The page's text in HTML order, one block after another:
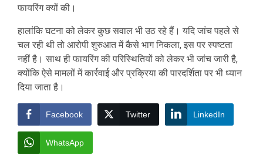
फायरिंग क्यों की।
हालांकि घटना को लेकर कुछ सवाल भी उठ रहे हैं। यदि जांच पहले से
चल रही थी तो आरोपी शुरुआत में कैसे भाग निकला, इस पर स्पष्टता
नहीं है। साथ ही फायरिंग की परिस्थितियों को लेकर भी जांच जारी है,
क्योंकि ऐसे मामलों में कार्रवाई और प्रक्रिया की पारदर्शिता पर भी ध्यान
दिया जाता है।
Facebook Twitter LinkedIn
WhatsApp